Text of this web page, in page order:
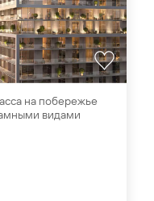
на побережье
видами